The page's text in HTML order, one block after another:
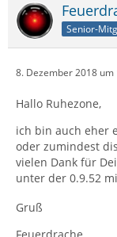
Senior-
8. Dezember 2018 um
Hallo Ruhezone,
ich bin auch eher
oder zumindest
vielen Dank für
unter der 0.9.52
Gruß